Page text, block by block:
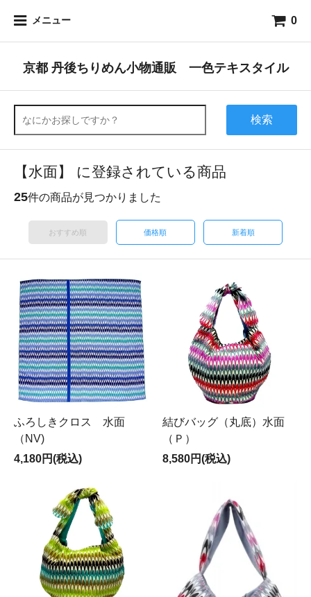
メニュー 0
京都 丹後ちりめん小物通販 一色テキスタイル
検索
【水面】 に登録されている商品
25件の商品が見つかりました
おすすめ順 価格順 新着順
ふろしきクロス 水面
（NV)
4,180円(税込)
結びバッグ（丸底）水面
（Ｐ）
8,580円(税込)